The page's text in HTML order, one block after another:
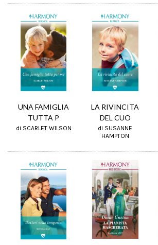
UNA FAMIGLIA
TUTTA P
di SCARLET WILSON
LA RIVINCITA
DEL CUO
di SUSANNE
HAMPTON